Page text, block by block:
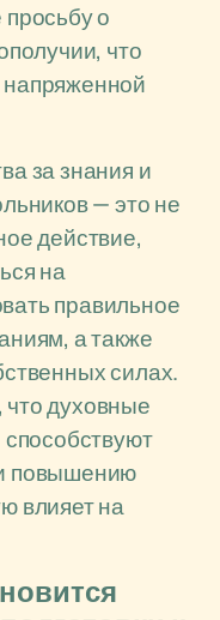
о
что
за знания и
— это не
действие,
на
правильное
а также
силах.
духовные
повышению
влияет на